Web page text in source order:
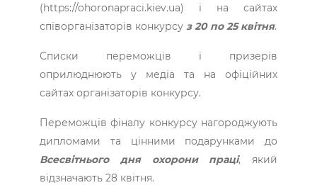
(https://ohoronapraci.kiev.ua) і на сайтах
співорганізаторів конкурсу з 20 по 25 квітня.
Списки переможців і призерів
оприлюднюють у медіа та на офіційних
сайтах організаторів конкурсу.
Переможців фіналу конкурсу нагороджують
дипломами та цінними подарунками до
Всесвітнього дня охорони праці, який
відзначають 28 квітня.